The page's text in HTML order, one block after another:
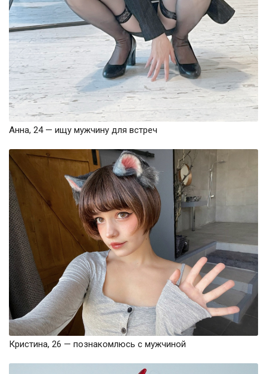
Анна, 24 — ищу мужчину для встреч
Кристина, 26 — познакомлюсь с мужчиной